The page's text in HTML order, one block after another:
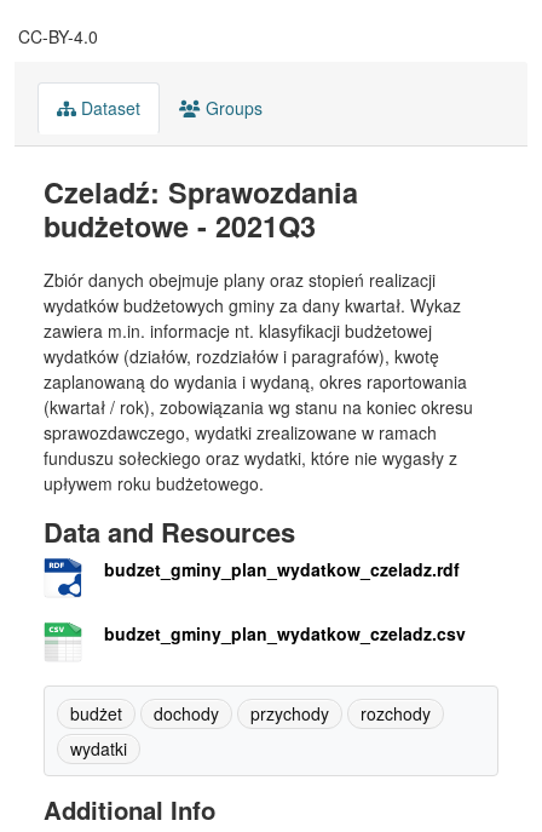
CC-BY-4.0
Dataset Groups
Czeladź: Sprawozdania
budżetowe - 2021Q3
Zbiór danych obejmuje plany oraz stopień realizacji
wydatków budżetowych gminy za dany kwartał. Wykaz
zawiera m.in. informacje nt. klasyfikacji budżetowej
wydatków (działów, rozdziałów i paragrafów), kwotę
zaplanowaną do wydania i wydaną, okres raportowania
(kwartał / rok), zobowiązania wg stanu na koniec okresu
sprawozdawczego, wydatki zrealizowane w ramach
funduszu sołeckiego oraz wydatki, które nie wygasły z
upływem roku budżetowego.
Data and Resources
budzet_gminy_plan_wydatkow_czeladz.rdf
budzet_gminy_plan_wydatkow_czeladz.csv
budżet dochody przychody
rozchody
wydatki
Additional Info